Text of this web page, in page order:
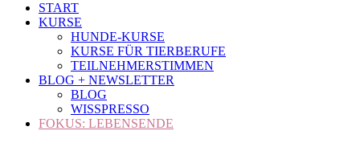
START
KURSE
HUNDE-KURSE
KURSE FÜR TIERBERUFE
TEILNEHMERSTIMMEN
BLOG + NEWSLETTER
BLOG
WISSPRESSO
FOKUS: LEBENSENDE